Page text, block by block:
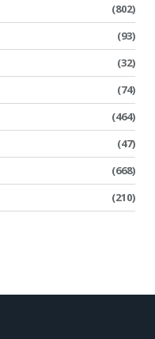
(802)
(93)
(32)
(74)
(464)
(47)
(668)
(210)